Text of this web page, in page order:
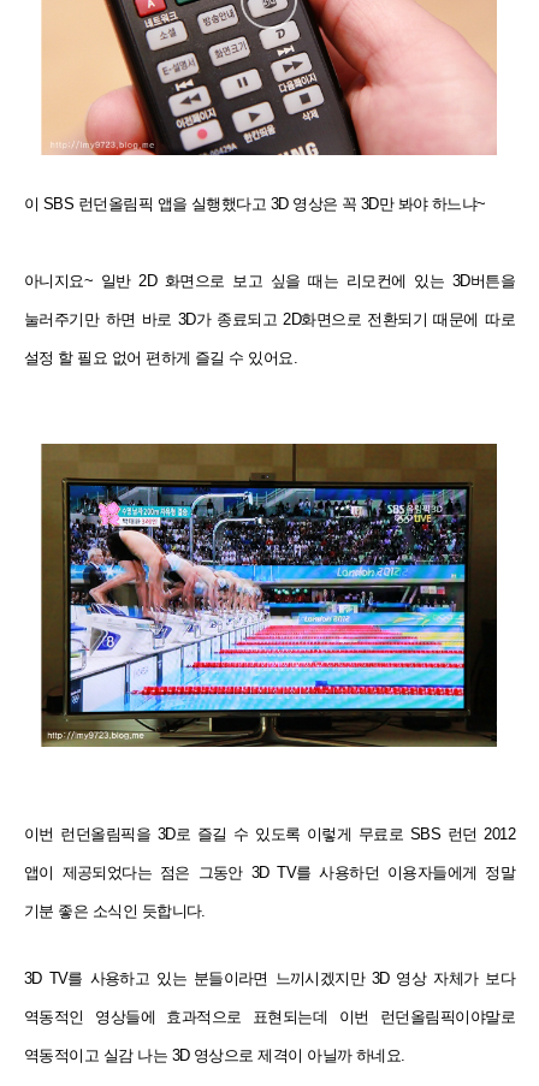
이 SBS 런던올림픽 앱을 실행했다고 3D 영상은 꼭 3D만 봐야 하느냐~
아니지요~ 일반 2D 화면으로 보고 싶을 때는 리모컨에 있는 3D버튼을
눌러주기만 하면 바로 3D가 종료되고 2D화면으로 전환되기 때문에 따로
설정 할 필요 없어 편하게 즐길 수 있어요.
이번 런던올림픽을 3D로 즐길 수 있도록 이렇게 무료로 SBS 런던 2012
앱이 제공되었다는 점은 그동안 3D TV를 사용하던 이용자들에게 정말
기분 좋은 소식인 듯합니다.
3D TV를 사용하고 있는 분들이라면 느끼시겠지만 3D 영상 자체가 보다
역동적인 영상들에 효과적으로 표현되는데 이번 런던올림픽이야말로
역동적이고 실감 나는 3D 영상으로 제격이 아닐까 하네요.